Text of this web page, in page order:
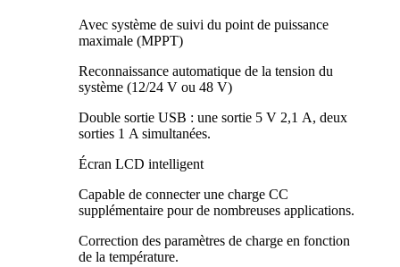
Avec système de suivi du point de puissance
maximale (MPPT)
Reconnaissance automatique de la tension du
système (12/24 V ou 48 V)
Double sortie USB : une sortie 5 V 2,1 A, deux
sorties 1 A simultanées.
Écran LCD intelligent
Capable de connecter une charge CC
supplémentaire pour de nombreuses applications.
Correction des paramètres de charge en fonction
de la température.